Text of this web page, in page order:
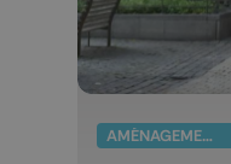
AMÉNAGEMENT DU TERRITOIRE